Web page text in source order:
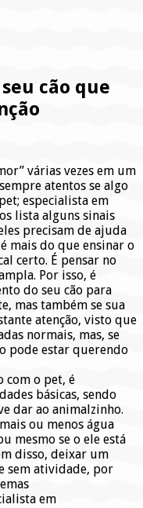
cão que
várias vezes em um
atentos se algo
especialista em
lista alguns sinais
precisam de ajuda
mais do que ensinar o
certo. É pensar no
Por isso, é
do seu cão para
mas também se sua
atenção, visto que
normais, mas, se
pode estar querendo
com o pet, é
básicas, sendo
dar ao animalzinho.
ou menos água
mesmo se o ele está
disso, deixar um
sem atividade, por
em